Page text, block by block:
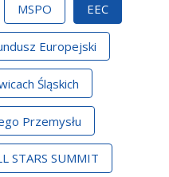
MSPO EEC
Europejski
Śląskich
Przemysłu
STARS SUMMIT